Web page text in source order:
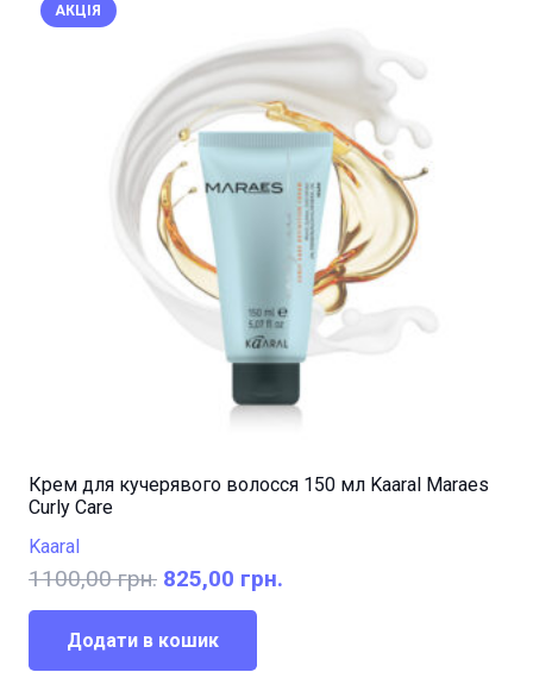
АКЦІЯ
Крем для кучерявого волосся 150 мл Kaaral Maraes
Curly Care
Kaaral
1100,00грн. Оригінальна
ціна:
1100,00 грн..
825,00 грн.
Додати в кошик